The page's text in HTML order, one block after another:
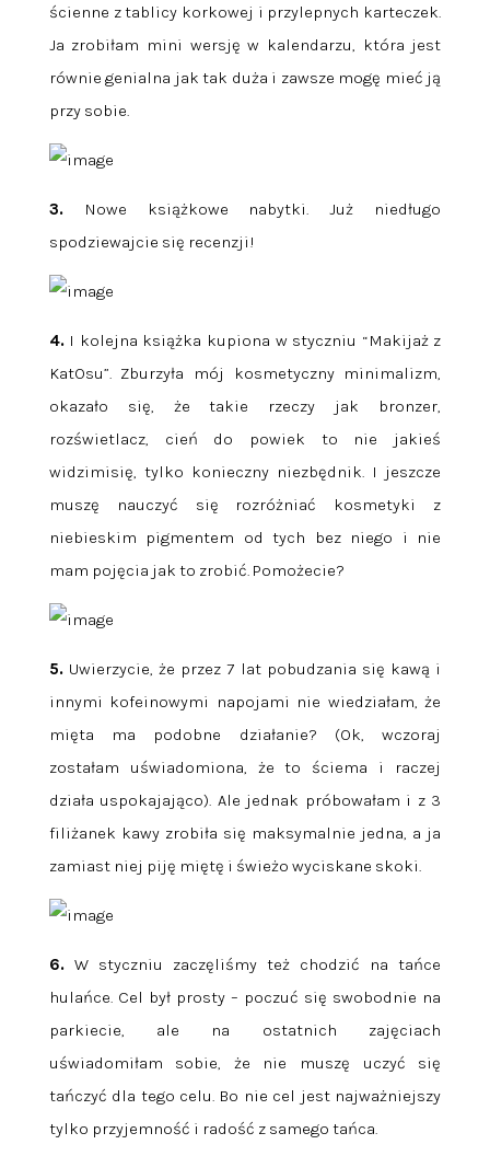
ścienne z tablicy korkowej i przylepnych karteczek.
Ja zrobiłam mini wersję w kalendarzu, która jest
równie genialna jak tak duża i zawsze mogę mieć ją
przy sobie.
3.Nowe książkowe nabytki. Już niedługo
spodziewajcie się recenzji!
4.I kolejna książka kupiona w styczniu “Makijaż z
KatOsu”. Zburzyła mój kosmetyczny minimalizm,
okazało się, że takie rzeczy jak bronzer,
rozświetlacz, cień do powiek to nie jakieś
widzimisię, tylko konieczny niezbędnik. I jeszcze
muszę nauczyć się rozróżniać kosmetyki z
niebieskim pigmentem od tych bez niego i nie
mam pojęcia jak to zrobić. Pomożecie?
5.Uwierzycie, że przez 7 lat pobudzania się kawą i
innymi kofeinowymi napojami nie wiedziałam, że
mięta ma podobne działanie? (Ok, wczoraj
zostałam uświadomiona, że to ściema i raczej
działa uspokajająco). Ale jednak próbowałam i z 3
filiżanek kawy zrobiła się maksymalnie jedna, a ja
zamiast niej piję miętę i świeżo wyciskane skoki.
6.W styczniu zaczęliśmy też chodzić na tańce
hulańce. Cel był prosty – poczuć się swobodnie na
parkiecie, ale na ostatnich zajęciach
uświadomiłam sobie, że nie muszę uczyć się
tańczyć dla tego celu. Bo nie cel jest najważniejszy
tylko przyjemność i radość z samego tańca.